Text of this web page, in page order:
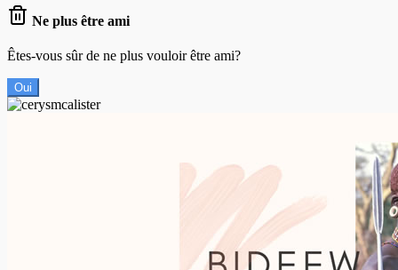
Ne plus être ami
Êtes-vous sûr de ne plus vouloir être ami?
Oui